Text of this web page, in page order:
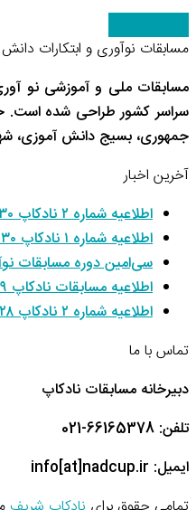
مسابقات نوآوری و ابتکارات
مسابقات ملی و آموزشی نو
سراسر کشور طراحی شده است.
جمهوری، بسیج دانش آموزی،
آخرین اخبار
اطلاعیه شماره ۲ نادکاپ ۳۰ – ثبت‌نام
اطلاعیه شماره ۱ نادکاپ ۳۰ – قوانین
سی‌امین دوره مسابقات
اطلاعیه مسابقات نادکاپ ۲۹
اطلاعیه شماره ۲ نادکاپ ۲۸ – ثبت‌نام
تماس با ما
دبیرخانه مسابقات نادکاپ
تلفن: 66165378-021
ایمیل: info[at]nadcup.ir